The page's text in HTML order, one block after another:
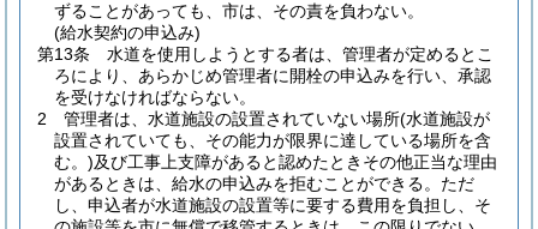
ずることがあっても、市は、その責を負わない。
(給水契約の申込み)
第13条
水道を使用しようとする者は、管理者が定めるとこ
ろにより、あらかじめ管理者に開栓の申込みを行い、承認
を受けなければならない。
2
管理者は、水道施設の設置されていない場所(水道施設が
設置されていても、その能力が限界に達している場所を含
む。)及び工事上支障があると認めたときその他正当な理由
があるときは、給水の申込みを拒むことができる。 ただ
し、申込者が水道施設の設置等に要する費用を負担し、そ